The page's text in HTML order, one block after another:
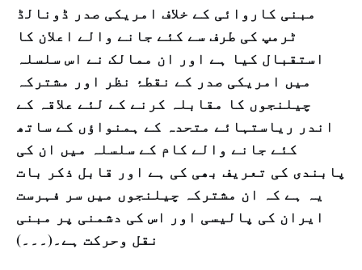
مبنی کاروائی کے خلاف امریکی صدر ڈونالڈ
ٹرمپ کی طرف سے کئے جانے والے اعلان کا
استقبال کیا ہے اور ان ممالک نے اس سلسلہ
میں امریکی صدر کے نقطۂ نظر اور مشترکہ
چیلنجوں کا مقابلہ کرنے کے لئے علاقہ کے
اندر ریاستہائے متحدہ کے ہمنواؤں کے ساتھ
کئے جانے والے کام کے سلسلہ میں ان کی
پابندی کی تعریف بھی کی ہے اور قابل ذکر بات
یہ ہے کہ ان مشترکہ چیلنجوں میں سر فہرست
ایران کی پالیسی اور اس کی دشمنی پر مبنی
نقل وحرکت ہے۔(۔۔۔)